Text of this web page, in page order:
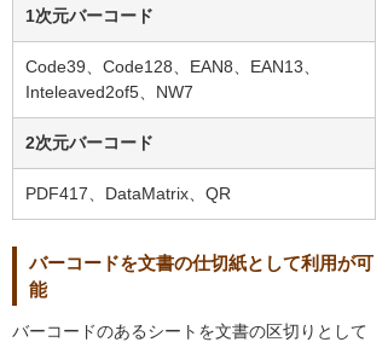
1次元バーコード
Code39、Code128、EAN8、EAN13、
Inteleaved2of5、NW7
2次元バーコード
PDF417、DataMatrix、QR
バーコードを文書の仕切紙として利用が可
能
バーコードのあるシートを文書の区切りとして